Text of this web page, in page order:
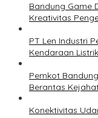
Bandung Game
Kreativitas
PT Len Industri
Kendaraan
Pemkot
Berantas
Konektivitas